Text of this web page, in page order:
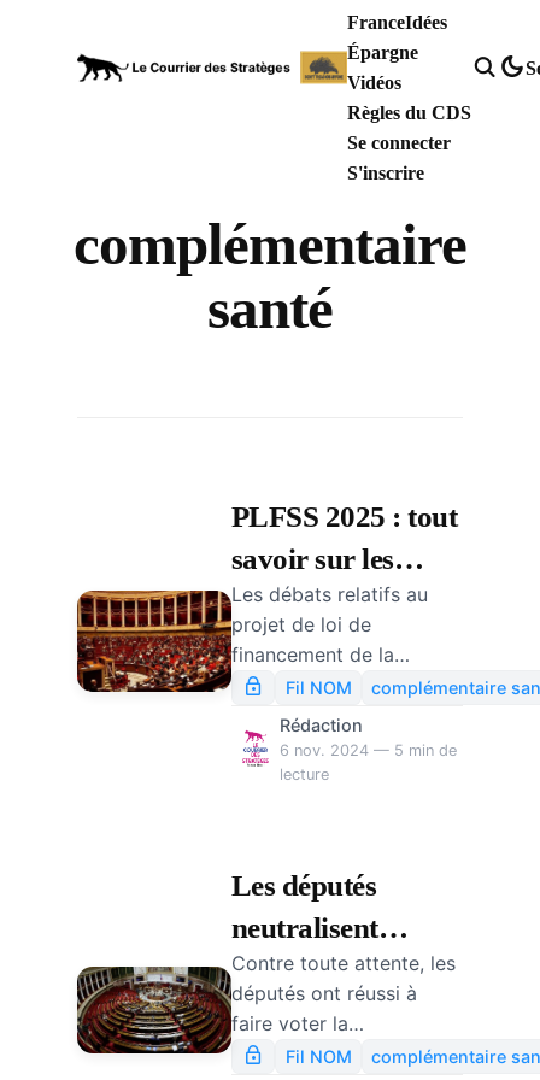
FranceIdées
Épargne
Vidéos
Règles du CDS
Se connecter
S'inscrire
complémentaire
santé
PLFSS 2025 : tout
savoir sur les
amendements
adoptés par les
députés qui
affectent les
complémentaires
Les débats relatifs au
projet de loi de
financement de la
sécurité sociale pour
2025 (PLFSS 2025) ont
épuisé le temps imparti,
mardi 5 novembre à
à 32 du projet de loi. Il
ne faut pas pour autant
considérer que tous les
amendements adoptés à
l’Assemblée nationale
sont jetés à la poubelle,
Fil NOM
complémentaire
Rédaction
6 nov. 2024 — 5 min de
lecture
Les députés
neutralisent
symboliquement
la hausse du ticket
modérateur chez
Contre toute attente, les
députés ont réussi à
faire voter la
neutralisation
Fil NOM
complémentaire